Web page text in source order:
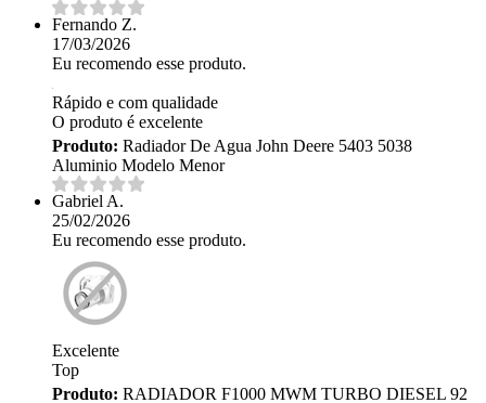
Fernando Z.
17/03/2026
Eu recomendo esse produto.
Rápido e com qualidade
O produto é excelente
Produto: Radiador De Agua John Deere 5403 5038
Aluminio Modelo Menor
Gabriel A.
25/02/2026
Eu recomendo esse produto.
Excelente
Top
Produto: RADIADOR F1000 MWM TURBO DIESEL 92